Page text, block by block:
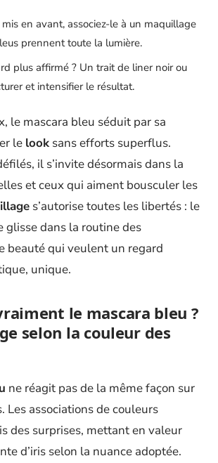
mis en avant, associez-le à un maquillage
prennent toute la lumière.
plus affirmé ? Un trait de liner noir ou
et intensifier le résultat.
le mascara bleu séduit par sa
le look sans efforts superflus.
il s’invite désormais dans la
et ceux qui aiment bousculer les
s’autorise toutes les libertés : le
glisse dans la routine des
beauté qui veulent un regard
unique.
le mascara bleu ?
selon la couleur des
ne réagit pas de la même façon sur
Les associations de couleurs
des surprises, mettant en valeur
d’iris selon la nuance adoptée.